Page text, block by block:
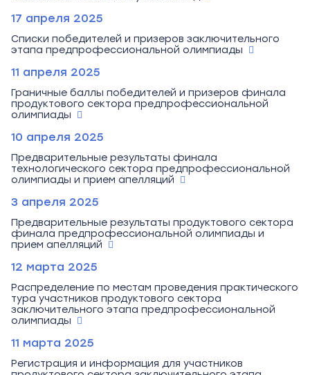
17 апреля 2025
Списки победителей и призеров заключительного
этапа предпрофессиональной олимпиады
11 апреля 2025
Граничные баллы победителей и призеров финала
продуктового сектора предпрофессиональной
олимпиады
10 апреля 2025
Предварительные результаты финала
технологического сектора предпрофессиональной
олимпиады и прием апелляций
3 апреля 2025
Предварительные результаты продуктового сектора
финала предпрофессиональной олимпиады и
прием апелляций
12 марта 2025
Распределение по местам проведения практического
тура участников продуктового сектора
заключительного этапа предпрофессиональной
олимпиады
11 марта 2025
Регистрация и информация для участников